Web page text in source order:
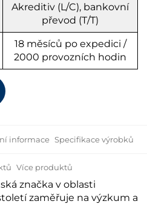
Akreditiv (L/C), bankovní
převod (T/T)
18 měsíců po expedici /
2000 provozních hodin
informace Specifikace výrobků
Více produktů
značka v oblasti
zaměřuje na výzkum a